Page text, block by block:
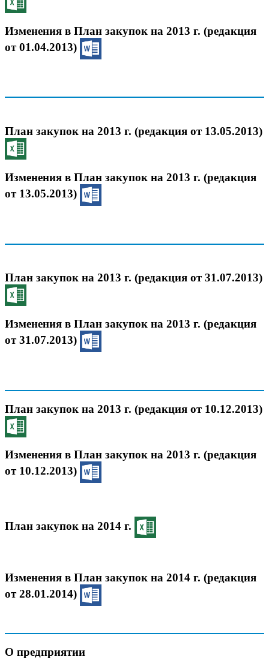
Изменения в План закупок на 2013 г. (редакция
от 01.04.2013)
План закупок на 2013 г. (редакция от 13.05.2013)
Изменения в План закупок на 2013 г. (редакция
от 13.05.2013)
План закупок на 2013 г. (редакция от 31.07.2013)
Изменения в План закупок на 2013 г. (редакция
от 31.07.2013)
План закупок на 2013 г. (редакция от 10.12.2013)
Изменения в План закупок на 2013 г. (редакция
от 10.12.2013)
План закупок на 2014 г.
Изменения в План закупок на 2014 г. (редакция
от 28.01.2014)
О предприятии